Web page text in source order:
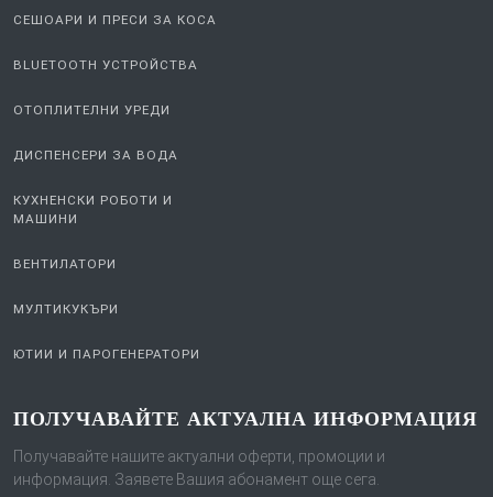
СЕШОАРИ И ПРЕСИ ЗА КОСА
BLUETOOTH УСТРОЙСТВА
ОТОПЛИТЕЛНИ УРЕДИ
ДИСПЕНСЕРИ ЗА ВОДА
КУХНЕНСКИ РОБОТИ И
МАШИНИ
ВЕНТИЛАТОРИ
МУЛТИКУКЪРИ
ЮТИИ И ПАРОГЕНЕРАТОРИ
ПОЛУЧАВАЙТЕ АКТУАЛНА ИНФОРМАЦИЯ
Получавайте нашите актуални оферти, промоции и
информация. Заявете Вашия абонамент още сега.